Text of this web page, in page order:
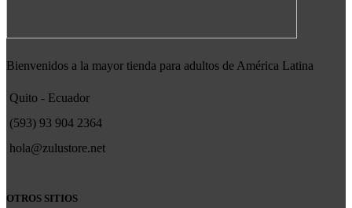
Bienvenidos a la mayor tienda para adultos de América Latina
Quito - Ecuador
(593) 93 904 2364
hola@zulustore.net
OTROS SITIOS